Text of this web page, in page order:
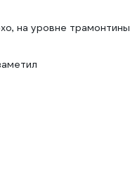
на уровне